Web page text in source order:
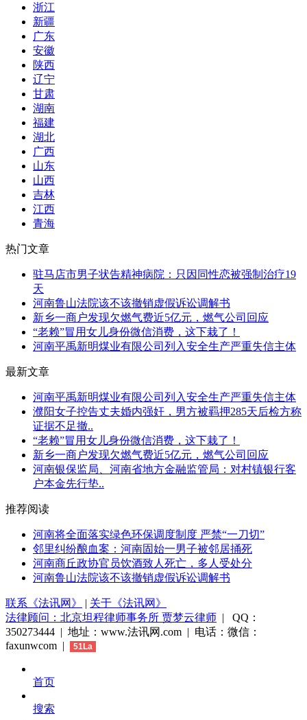
浙江
新疆
广东
安徽
陕西
辽宁
甘肃
湖南
福建
湖北
广西
山东
山西
吉林
江西
青海
热门文章
驻马店市男子状告精神病院：只因同性恋被强制治疗19
天
河南鲁山法院该不该撤销虚假诉讼调解书
新乡一商户发现欠燃气费近5亿元，燃气公司回应
“老赖”冒用女儿身份微信消费，这下栽了！
河南平禹新明煤业有限公司列入安全生产严重失信主体
最新文章
河南平禹新明煤业有限公司列入安全生产严重失信主体
濮阳女子控告丈夫婚内强奸，男方被羁押285天后检方称
证据不足撤..
“老赖”冒用女儿身份微信消费，这下栽了！
新乡一商户发现欠燃气费近5亿元，燃气公司回应
河南银保监局、河南省地方金融监管局：对村镇银行客
户本金先行垫..
推荐阅读
河南将全面落实绿色环保调度制度 严禁“一刀切”
邻里纠纷酿血案：河南固始一男子被邻居捅死
河南商丘政协官员饮酒致人死亡，多人受处分
河南鲁山法院该不该撤销虚假诉讼调解书
联系《法讯网》 | 关于《法讯网》
法律顾问：北京坦程律师事务所 贾梦云律师 | QQ：
350273444 | 地址：www.法讯网.com | 电话：微信：
faxunwcom |
51La
首页
搜索